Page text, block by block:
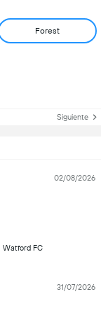
Forest
Siguiente
02/08/2026
Watford FC
31/07/2026